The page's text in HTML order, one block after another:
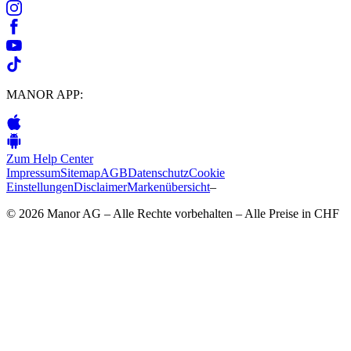
MANOR APP:
Zum Help Center
ImpressumSitemapAGBDatenschutzCookie
EinstellungenDisclaimerMarkenübersicht–
© 2026 Manor AG – Alle Rechte vorbehalten – Alle Preise in CHF